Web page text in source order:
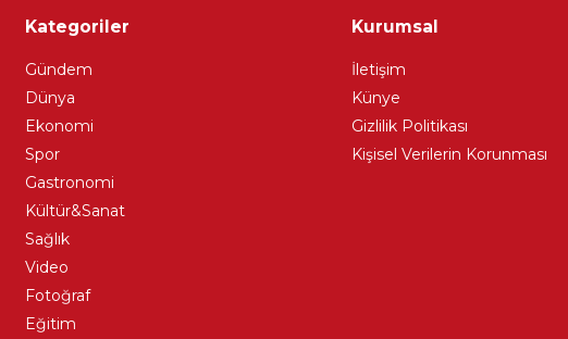
Kategoriler
Gündem
Dünya
Ekonomi
Spor
Gastronomi
Kültür&Sanat
Sağlık
Video
Fotoğraf
Eğitim
Kurumsal
İletişim
Künye
Gizlilik Politikası
Kişisel Verilerin Korunması